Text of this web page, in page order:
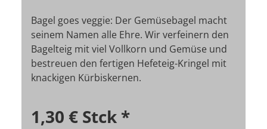
Bagel goes veggie: Der Gemüsebagel macht
seinem Namen alle Ehre. Wir verfeinern den
Bagelteig mit viel Vollkorn und Gemüse und
bestreuen den fertigen Hefeteig-Kringel mit
knackigen Kürbiskernen.
1,30 € Stck *